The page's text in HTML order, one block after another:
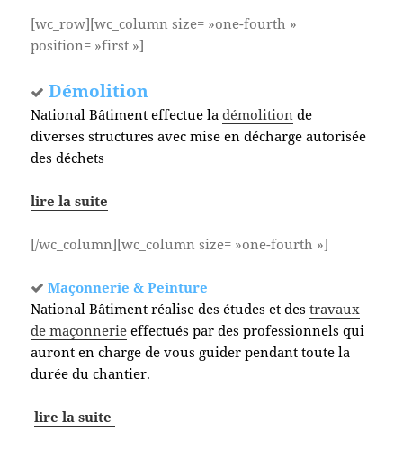
[wc_row][wc_column size= »one-fourth »
position= »first »]
Démolition
National Bâtiment effectue ladémolition de
diverses structures avec mise en décharge autorisée
des déchets
lire la suite
[/wc_column][wc_column size= »one-fourth »]
Maçonnerie & Peinture
National Bâtiment réalise des études et destravaux
de maçonnerie effectués par des professionnels qui
auront en charge de vous guider pendant toute la
durée du chantier.
lire la suite